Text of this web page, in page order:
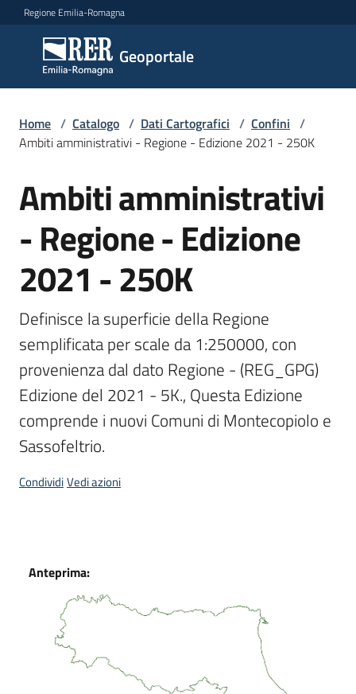
Vai al contenuto
Vai alla navigazione
Vai al footer
Regione Emilia-Romagna
Geoportale
Geoportale
Catalogo
dati,
metadati
Visualizza
dati
line
Scarica
i
dati
Archivio
cartografico
Home / Catalogo / Dati Cartografici / Confini /
Ambiti amministrativi - Regione - Edizione 2021 - 250K
Salta al contenuto
Ambiti amministrativi
- Regione - Edizione
2021 - 250K
Definisce la superficie della Regione
semplificata per scale da 1:250000, con
provenienza dal dato Regione - (REG_GPG)
Edizione del 2021 - 5K., Questa Edizione
comprende i nuovi Comuni di Montecopiolo e
Sassofeltrio.
CondividiVedi azioni
Dati
Anteprima: